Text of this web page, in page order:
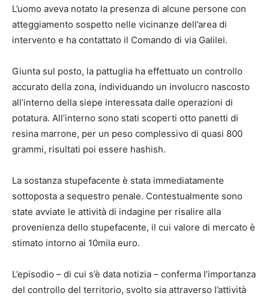
L’uomo aveva notato la presenza di alcune persone con
atteggiamento sospetto nelle vicinanze dell’area di
intervento e ha contattato il Comando di via Galilei.
Giunta sul posto, la pattuglia ha effettuato un controllo
accurato della zona, individuando un involucro nascosto
all’interno della siepe interessata dalle operazioni di
potatura. All’interno sono stati scoperti otto panetti di
resina marrone, per un peso complessivo di quasi 800
grammi, risultati poi essere hashish.
La sostanza stupefacente è stata immediatamente
sottoposta a sequestro penale. Contestualmente sono
state avviate le attività di indagine per risalire alla
provenienza dello stupefacente, il cui valore di mercato è
stimato intorno ai 10mila euro.
L’episodio – di cui s’è data notizia – conferma l’importanza
del controllo del territorio, svolto sia attraverso l’attività